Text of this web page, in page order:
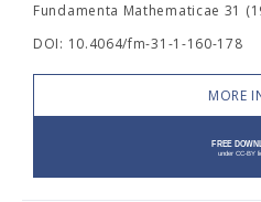
Fundamenta Mathematicae 31
DOI: 10.4064/fm-31-1-160-178
MORE